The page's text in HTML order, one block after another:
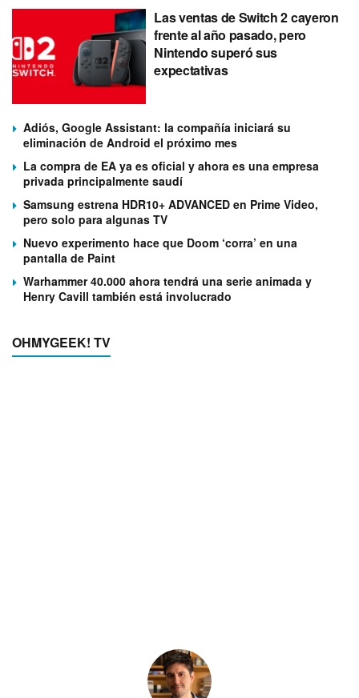
Las ventas de Switch 2 cayeron
frente al año pasado, pero
Nintendo superó sus
expectativas
Adiós, Google Assistant: la compañía iniciará su
eliminación de Android el próximo mes
La compra de EA ya es oficial y ahora es una empresa
privada principalmente saudí
Samsung estrena HDR10+ ADVANCED en Prime Video,
pero solo para algunas TV
Nuevo experimento hace que Doom ‘corra’ en una
pantalla de Paint
Warhammer 40.000 ahora tendrá una serie animada y
Henry Cavill también está involucrado
OHMYGEEK! TV